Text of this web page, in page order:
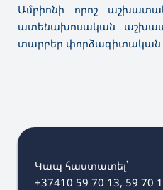
Ամբիոնի որոշ
ատենախոսական
տարբեր փորձագիտական
Կապ հաստատել՝
+37410 59 70 13, 59 70